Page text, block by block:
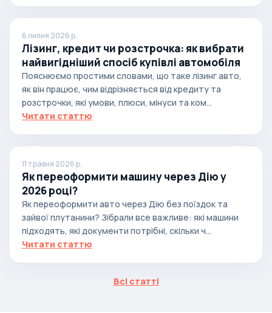
6 липня 2026 р.
Лізинг, кредит чи розстрочка: як вибрати
найвигідніший спосіб купівлі автомобіля
Пояснюємо простими словами, що таке лізинг авто,
як він працює, чим відрізняється від кредиту та
розстрочки, які умови, плюси, мінуси та ком...
Читати статтю
11 травня 2026 р.
Як переоформити машину через Дію у
2026 році?
Як переоформити авто через Дію без поїздок та
зайвої плутанини? Зібрали все важливе: які машини
підходять, які документи потрібні, скільки ч...
Читати статтю
Всі статті